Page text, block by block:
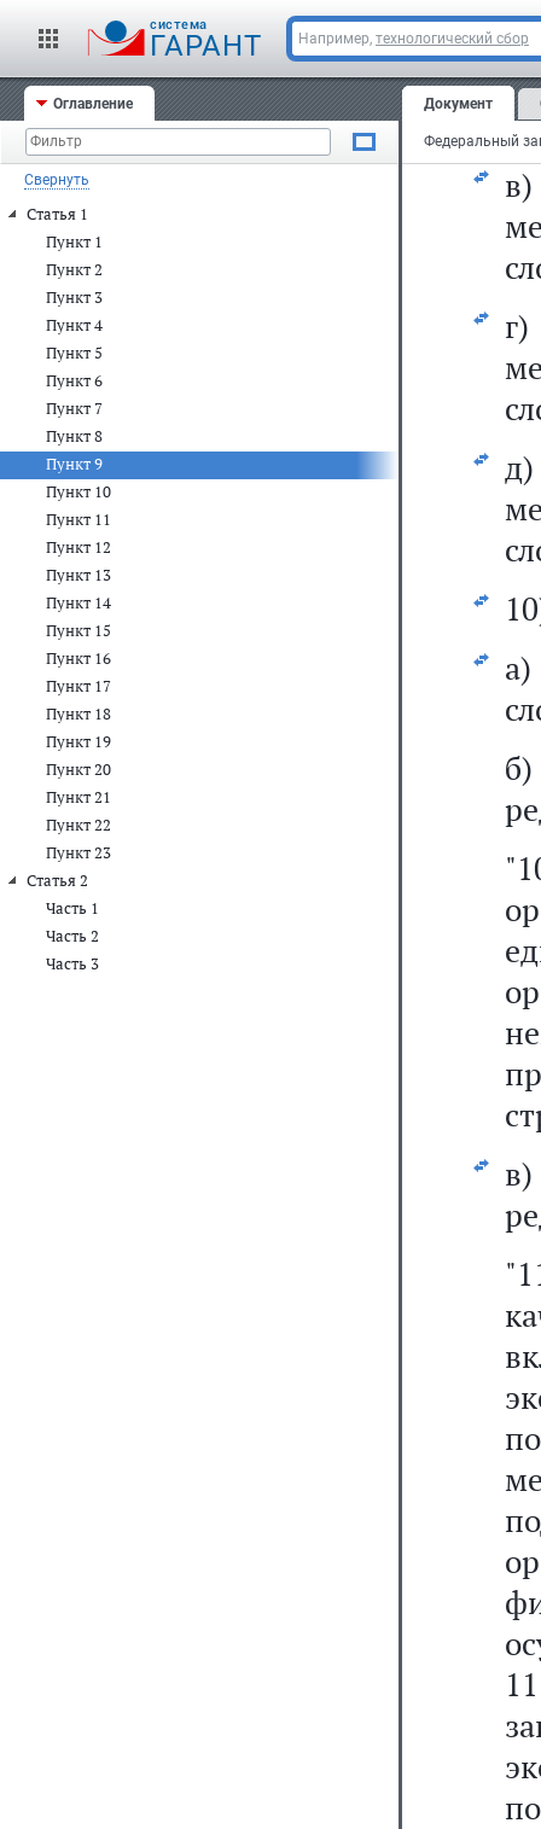
cистема
ГАРАНТ Например, технологический сбор
Оглавление
Свернуть
Статья 1
Пункт 1
Пункт 2
Пункт 3
Пункт 4
Пункт 5
Пункт 6
Пункт 7
Пункт 8
Пункт 9
Пункт 10
Пункт 11
Пункт 12
Пункт 13
Пункт 14
Пункт 15
Пункт 16
Пункт 17
Пункт 18
Пункт 19
Пункт 20
Пункт 21
Пункт 22
Пункт 23
Статья 2
Часть 1
Часть 2
Часть 3
Документ